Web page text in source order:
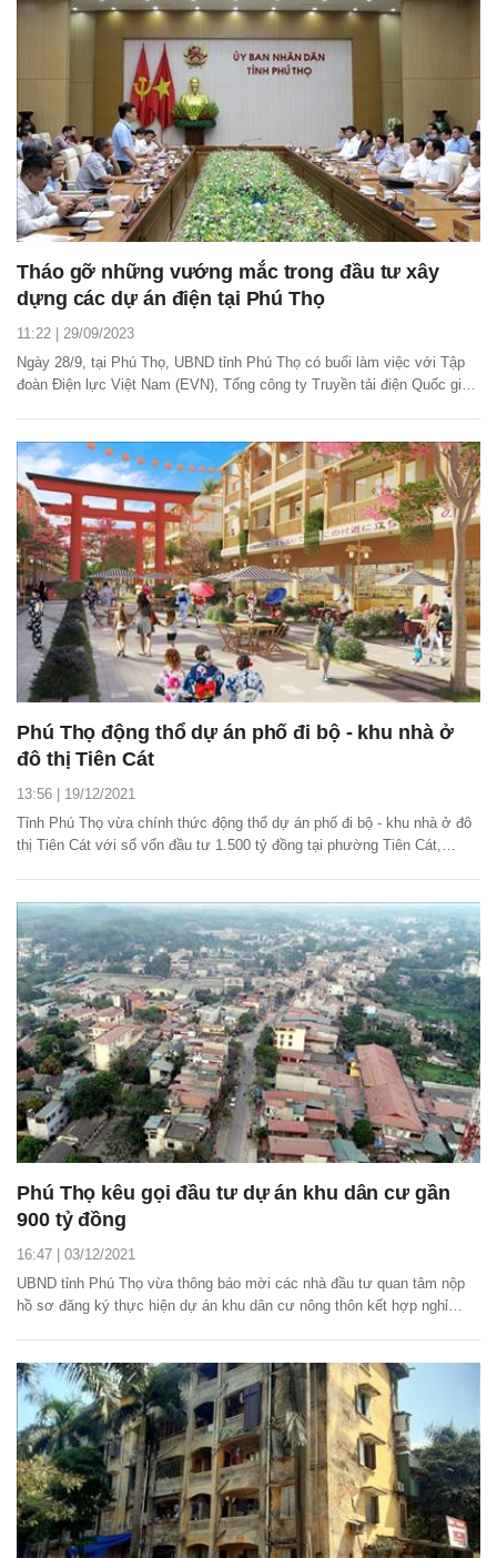
Tháo gỡ những vướng mắc trong đầu tư xây
dựng các dự án điện tại Phú Thọ
11:22 | 29/09/2023
Ngày 28/9, tại Phú Thọ, UBND tỉnh Phú Thọ có buổi làm việc với Tập
đoàn Điện lực Việt Nam (EVN), Tổng công ty Truyền tải điện Quốc gia
bàn.
Phú Thọ động thổ dự án phố đi bộ - khu nhà ở
đô thị Tiên Cát
13:56 | 19/12/2021
Tỉnh Phú Thọ vừa chính thức động thổ dự án phố đi bộ - khu nhà ở đô
thị Tiên Cát với số vốn đầu tư 1.500 tỷ đồng tại phường Tiên Cát,
Phú Thọ kêu gọi đầu tư dự án khu dân cư gần
900 tỷ đồng
16:47 | 03/12/2021
UBND tỉnh Phú Thọ vừa thông báo mời các nhà đầu tư quan tâm nộp
hồ sơ đăng ký thực hiện dự án khu dân cư nông thôn kết hợp nghỉ